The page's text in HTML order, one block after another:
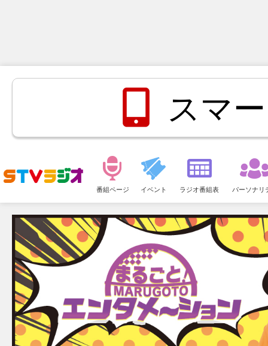
スマ
ュ
ー
番組ページ イベント ラジオ番組表 パーソナリ